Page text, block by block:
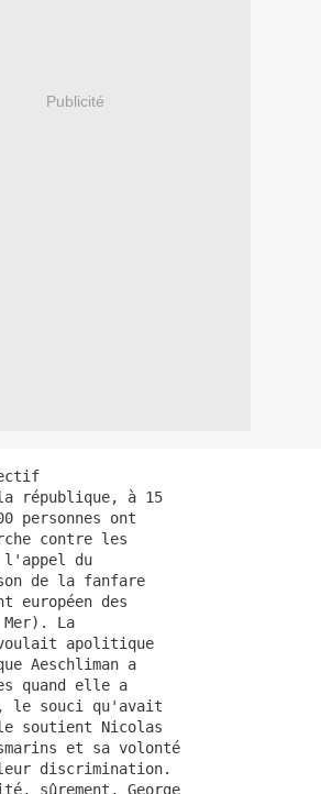
Publicité
république, à 15
personnes ont
contre les
l'appel du
de la fanfare
européen des
La
apolitique
Aeschliman a
quand elle a
le souci qu'avait
soutient Nicolas
et sa volonté
discrimination.
sûrement, George